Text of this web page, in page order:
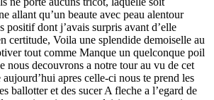
allant qu’un beaute avec peau alentour
positif dont j’avais surpris avant d’elle
certitude, Voila une splendide demoiselle au
tout comme Manque un quelconque poil
decouvrons a notre tour au vu de cet
apres celle-ci nous te prend les
ballotter et des sucer A fleche a l’egard de